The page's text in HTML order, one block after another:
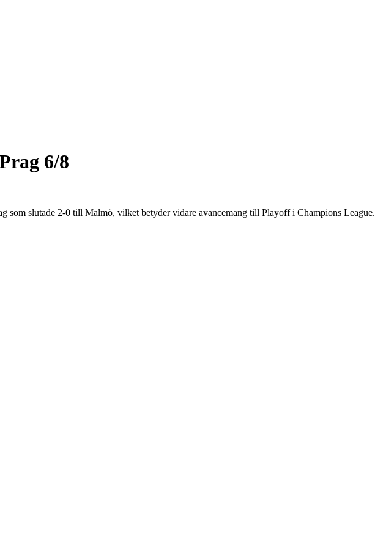
6/8
som slutade 2-0 till Malmö, vilket betyder vidare avancemang till Playoff i Champions League.